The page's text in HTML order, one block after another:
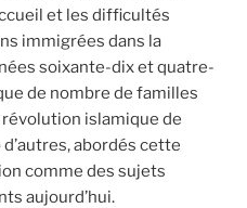
et les difficultés
immigrées dans la
soixante-dix et quatre-
de nombre de familles
islamique de
abordés cette
comme des sujets
aujourd’hui.